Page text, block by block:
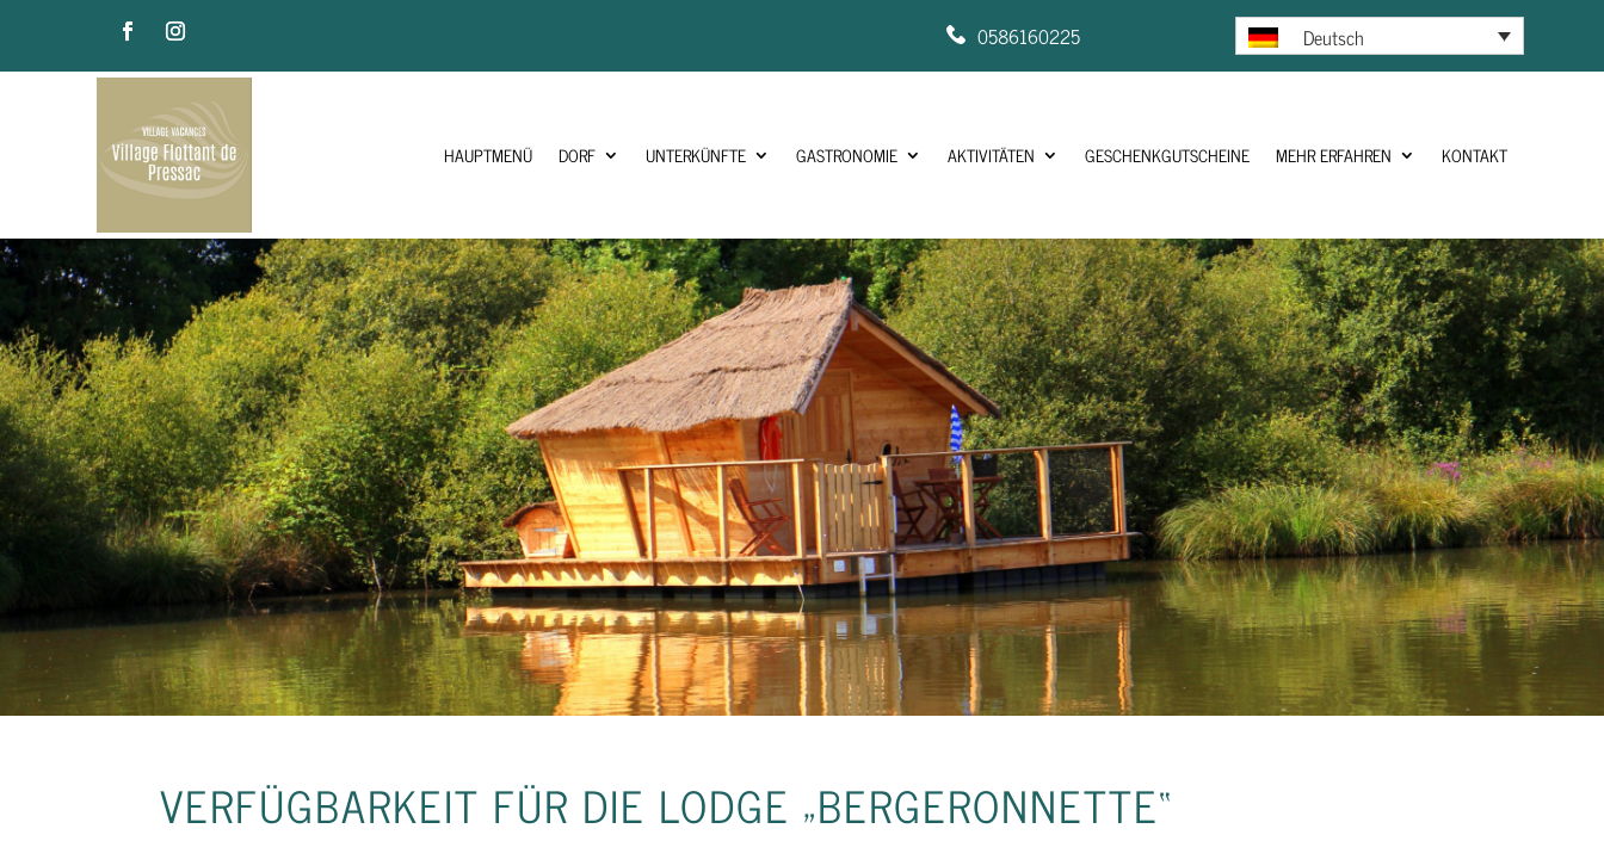
0586160225 Deutsch
HAUPTMENÜ DORF UNTERKÜNFTE GASTRONOMIE AKTIVITÄTEN GESCHENKGUTSCHEINE MEHR ERFAHREN KONTAKT
VERFÜGBARKEIT FÜR DIE LODGE „BERGERONNETTE“